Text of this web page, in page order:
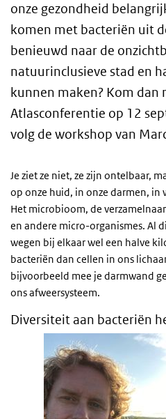
onze gezondheid
komen met bacteriën uit
benieuwd naar de
natuurinclusieve stad en
kunnen maken? Kom dan
Atlasconferentie op 12
volg de workshop van
Je ziet ze niet, ze zijn ontelbaar,
op onze huid, in onze darmen, in
Het microbioom, de
en andere micro-organismes. Al
wegen bij elkaar wel een halve
bacteriën dan cellen in ons
bijvoorbeeld mee je darmwand
ons afweersysteem.
Diversiteit aan bacteriën